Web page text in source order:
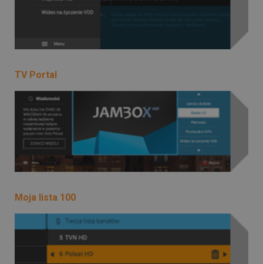
TV Portal
Moja lista 100